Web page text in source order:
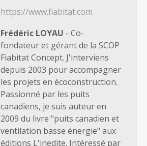
https://www.fiabitat.com
Frédéric LOYAU - Co-
fondateur et gérant de la SCOP
Fiabitat Concept. J'interviens
depuis 2003 pour accompagner
les projets en écoconstruction.
Passionné par les puits
canadiens, je suis auteur en
2009 du livre "puits canadien et
ventilation basse énergie" aux
éditions L'inedite. Intéressé par